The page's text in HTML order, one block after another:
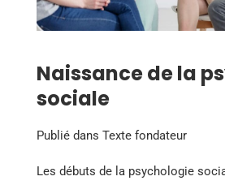
Naissance de la
sociale
Publié dans Texte fondateur
Les débuts de la psychologie